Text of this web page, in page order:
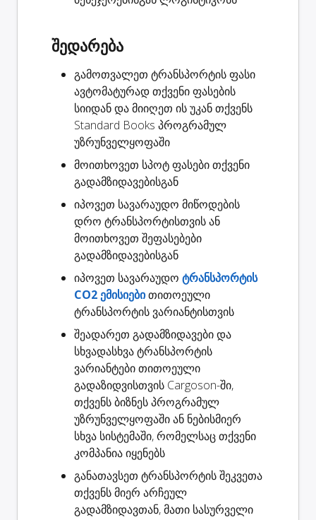
შედარება
გამოთვალეთ ტრანსპორტის ფასი
ავტომატურად თქვენი ფასების
სიიდან და მიიღეთ ის უკან თქვენს
Standard Books პროგრამულ
უზრუნველყოფაში
მოითხოვეთ სპოტ ფასებითქვენი
გადამზიდავებისგან
იპოვეთ სავარაუდო მიწოდების
დრო ტრანსპორტისთვის ან
მოითხოვეთ შეფასებები
გადამზიდავებისგან
იპოვეთ სავარაუდო ტრანსპორტის
CO2 ემისიებითითოეული
ტრანსპორტის ვარიანტისთვის
შეადარეთ გადამზიდავებიდა
სხვადასხვა ტრანსპორტის
ვარიანტები თითოეული
გადაზიდვისთვის Cargoson-ში,
თქვენს ბიზნეს პროგრამულ
უზრუნველყოფაში ან ნებისმიერ
სხვა სისტემაში, რომელსაც თქვენი
კომპანია იყენებს
განათავსეთ ტრანსპორტის შეკვეთა
თქვენს მიერ არჩეულ
გადამზიდავთან, მათი სასურველი